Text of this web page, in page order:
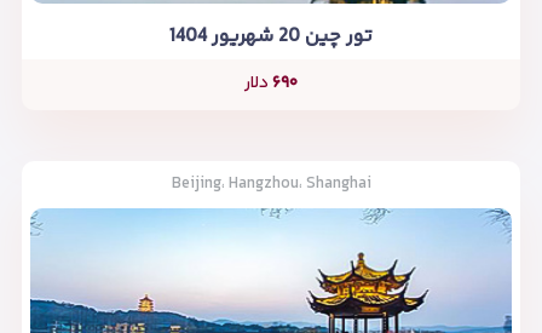
تور چین 20 شهریور 1404
۶۹۰دلار
Beijing، Hangzhou، Shanghai